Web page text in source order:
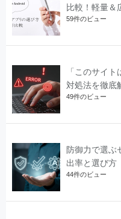
比較！軽量＆
59件のビュー
「このサイ
対処法を徹底
49件のビュー
防御力で選ぶ
出率と選び方
44件のビュー